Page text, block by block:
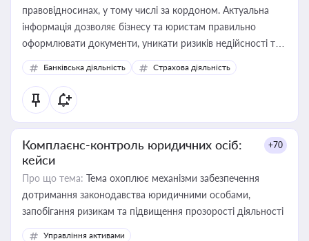
правовідносинах, у тому числі за кордоном. Актуальна
інформація дозволяє бізнесу та юристам правильно
оформлювати документи, уникати ризиків недійсності та
забезпечувати їх належне прийняття органами влади та
контрагентами
Банківська діяльність Страхова діяльність
Комплаєнс-контроль юридичних осіб:
кейси
+70
Про що тема: Тема охоплює механізми забезпечення
дотримання законодавства юридичними особами,
запобігання ризикам та підвищення прозорості діяльності
Управління активами